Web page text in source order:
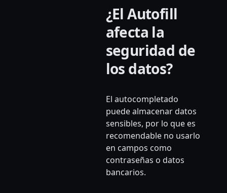
¿El Autofill
afecta la
seguridad de
los datos?
El autocompletado
puede almacenar datos
sensibles, por lo que es
recomendable no usarlo
en campos como
contraseñas o datos
bancarios.